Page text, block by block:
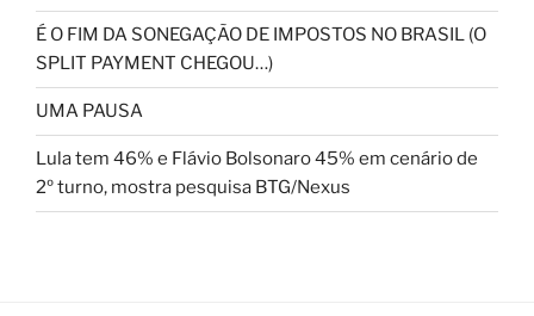
É O FIM DA SONEGAÇÃO DE IMPOSTOS NO BRASIL (O
SPLIT PAYMENT CHEGOU…)
UMA PAUSA
Lula tem 46% e Flávio Bolsonaro 45% em cenário de
2º turno, mostra pesquisa BTG/Nexus